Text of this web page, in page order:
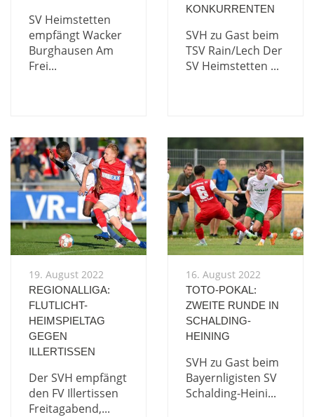
SV Heimstetten
empfängt Wacker
Burghausen Am
Frei...
KONKURRENTEN
SVH zu Gast beim
TSV Rain/Lech Der
SV Heimstetten ...
19. August 2022
REGIONALLIGA:
FLUTLICHT-
HEIMSPIELTAG
GEGEN
ILLERTISSEN
Der SVH empfängt
den FV Illertissen
Freitagabend,...
16. August 2022
TOTO-POKAL:
ZWEITE RUNDE IN
SCHALDING-
HEINING
SVH zu Gast beim
Bayernligisten SV
Schalding-Heini...